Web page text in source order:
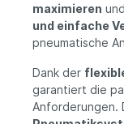
maximieren
und einfache
pneumatische
Dank der
garantiert die
Anforderungen.